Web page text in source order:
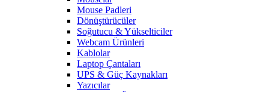
Mouse Padleri
Dönüştürücüler
Soğutucu & Yükselticiler
Webcam Ürünleri
Kablolar
Laptop Çantaları
UPS & Güç Kaynakları
Yazıcılar